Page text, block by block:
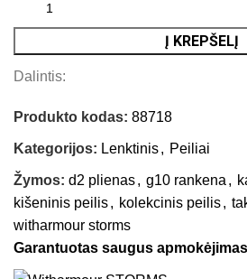
Į KREPŠELĮ
Dalintis:
Produkto kodas:88718
Kategorijos: Lenktinis, Peiliai
Žymos: d2 plienas, g10 rankena ,
kišeninis peilis, kolekcinis peilis,
witharmour storms
Garantuotas saugus apmokėjimas